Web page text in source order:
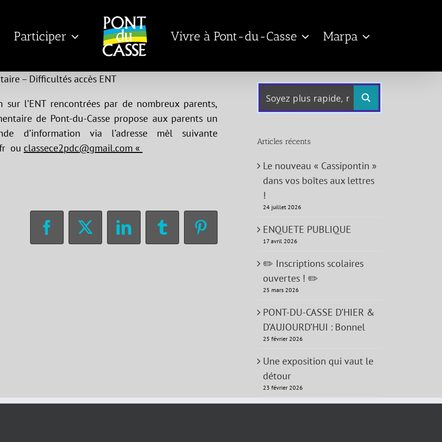
Participer Vivre à Pont-du-Casse Marpa
– Difficultés accès ENT
l’ENT rencontrées par de nombreux parents,
de Pont-du-Casse propose aux parents un
d’information via l’adresse mèl suivante
ou classece2pdc@gmail.com «
Facebook
X LinkedInTumblrPinterest
Articles récents
Le nouveau « Cassipontin »
dans vos boîtes aux lettres
!
24 juillet 2026
ENQUETE PUBLIQUE
17 avril 2026
✏️ Inscriptions scolaires
ouvertes ! ✏️
25 mars 2026
PONT-DU-CASSE D’HIER &
D’AUJOURD’HUI : Bonnel
25 février 2026
Une exposition qui vaut le
détour
23 février 2026